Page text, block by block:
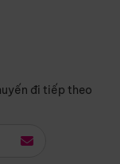
đi tiếp theo